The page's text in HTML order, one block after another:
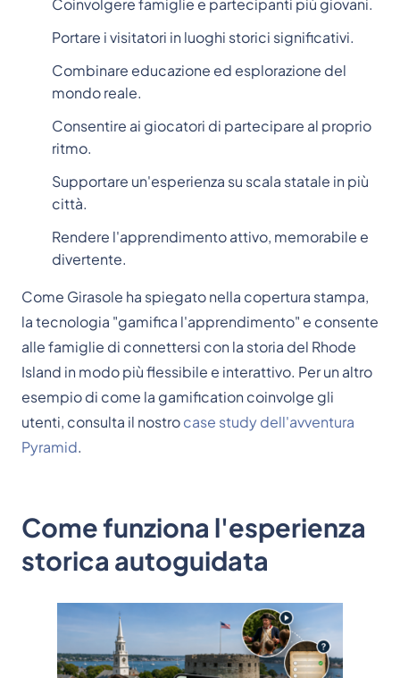
Coinvolgere famiglie e partecipanti più giovani.
Portare i visitatori in luoghi storici significativi.
Combinare educazione ed esplorazione del
mondo reale.
Consentire ai giocatori di partecipare al proprio
ritmo.
Supportare un'esperienza su scala statale in più
città.
Rendere l'apprendimento attivo, memorabile e
divertente.
Come Girasole ha spiegato nella copertura stampa,
la tecnologia "gamifica l'apprendimento" e consente
alle famiglie di connettersi con la storia del Rhode
Island in modo più flessibile e interattivo. Per un altro
esempio di come la gamification coinvolge gli
utenti, consulta il nostrocase study dell'avventura
Pyramid.
Come funziona l'esperienza
storica autoguidata